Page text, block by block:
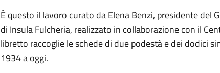
È questo il lavoro curato da Elena Benzi, presidente del
di Insula Fulcheria, realizzato in collaborazione con il
libretto raccoglie le schede di due podestà e dei dodici
1934 a oggi.